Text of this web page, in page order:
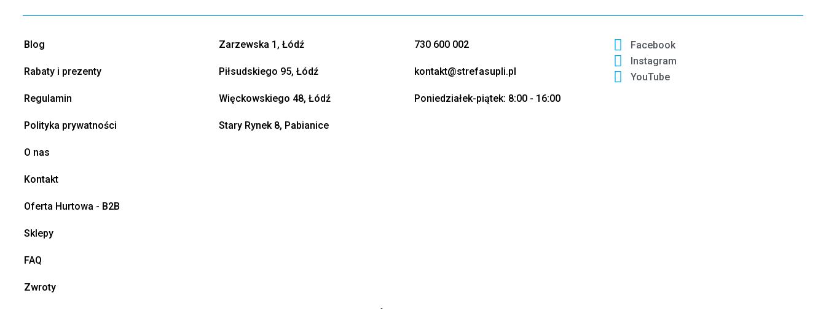
Blog
Rabaty i prezenty
Regulamin
Polityka prywatności
O nas
Kontakt
Oferta Hurtowa - B2B
Sklepy
FAQ
Zwroty
Zarzewska 1, Łódź
Piłsudskiego 95, Łódź
Więckowskiego 48, Łódź
Stary Rynek 8, Pabianice
730 600 002
kontakt@strefasupli.pl
Poniedziałek-piątek: 8:00 - 16:00
Facebook
Instagram
YouTube